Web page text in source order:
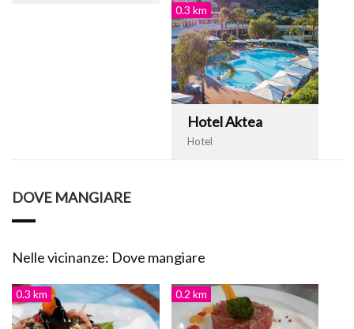
0.3 km
Hotel Aktea
Hotel
DOVE MANGIARE
Nelle vicinanze: Dove mangiare
0.3 km 0.2 km